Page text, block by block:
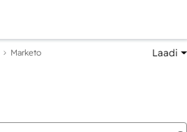
Marketo Laadi